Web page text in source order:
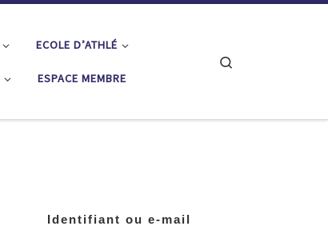
ECOLE D’ATHLÉ
ESPACE MEMBRE
Identifiant ou e-mail